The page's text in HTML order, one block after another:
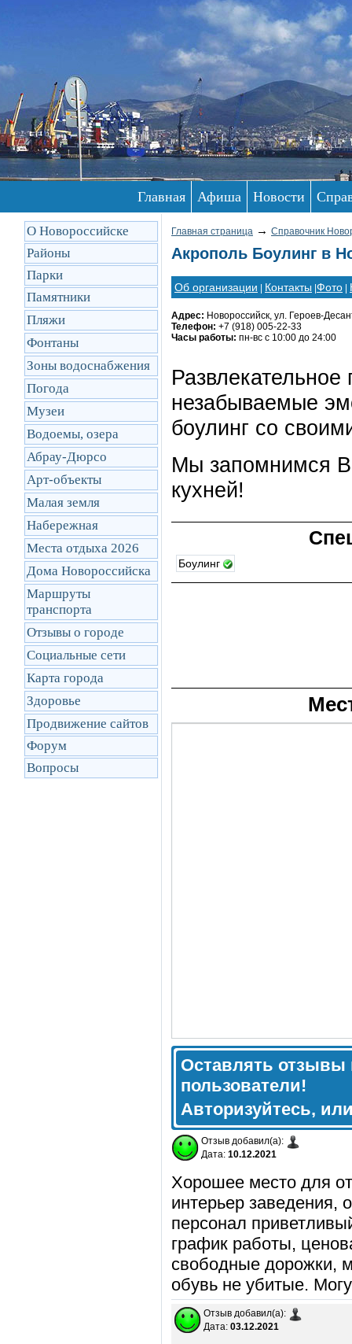
Главная Афиша Новости
О Новороссийске
Районы
Парки
Памятники
Пляжи
Фонтаны
Зоны водоснабжения
Погода
Музеи
Водоемы, озера
Абрау-Дюрсо
Арт-объекты
Малая земля
Набережная
Места отдыха 2026
Дома Новороссийска
Маршруты
транcпорта
Отзывы о городе
Социальные сети
Карта города
Здоровье
Продвижение сайтов
Форум
Вопросы
Главная страница → Справочник
Акрополь Боулинг в
Об организации Контакты Фото
Адрес: Новороссийск, ул. Героев-
Телефон: +7 (918) 005-22-33
Часы работы: пн-вс с 10:00 до 24:00
незабываемые
боулинг со
Мы запомнимся
кухней!
Боулинг
Оставлять отзывы
пользователи!
Авторизуйтесь,
Отзыв добавил(а):
Дата: 10.12.2021
Хорошее место для
интерьер заведения,
персонал
график работы,
свободные дорожки,
обувь не убитые.
Отзыв добавил(а):
Дата: 03.12.2021